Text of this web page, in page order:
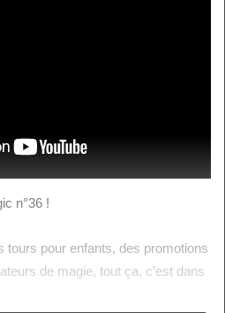
n°36 !
tours pour enfants, des promotions
de magie, tout ça, c’est dans